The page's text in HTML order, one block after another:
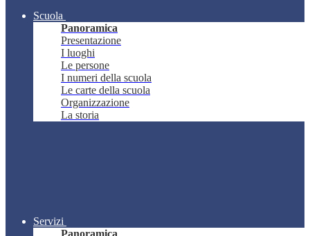
Scuola
Panoramica
Presentazione
I luoghi
Le persone
I numeri della scuola
Le carte della scuola
Organizzazione
La storia
Servizi